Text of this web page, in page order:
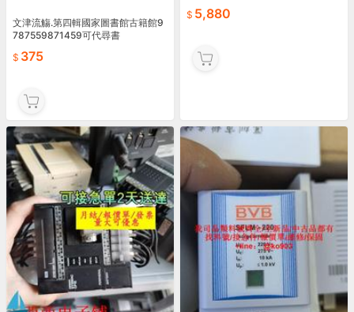
文津流觴.第四輯國家圖書館古籍館9
787559871459可代尋書
375
5,880